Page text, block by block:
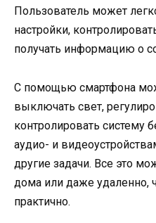
Пользователь может
настройки,
получать информацию о
С помощью смартфона
выключать свет,
контролировать систему
аудио- и
другие задачи. Все это
дома или даже удаленно,
практично.